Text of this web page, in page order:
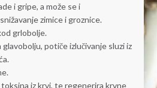
i gripe, a može se i
zimice i groznice.
grlobolje.
glavobolju, potiče izlučivanje sluzi iz
iz krvi, te regenerira krvne